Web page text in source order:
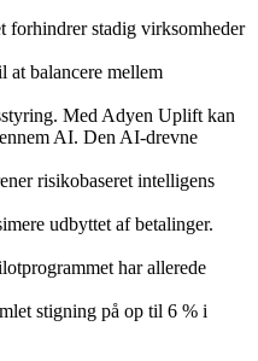
forhindrer stadig virksomheder
at balancere mellem
Med Adyen Uplift kan
AI. Den AI-drevne
risikobaseret intelligens
udbyttet af betalinger.
har allerede
stigning på op til 6 % i